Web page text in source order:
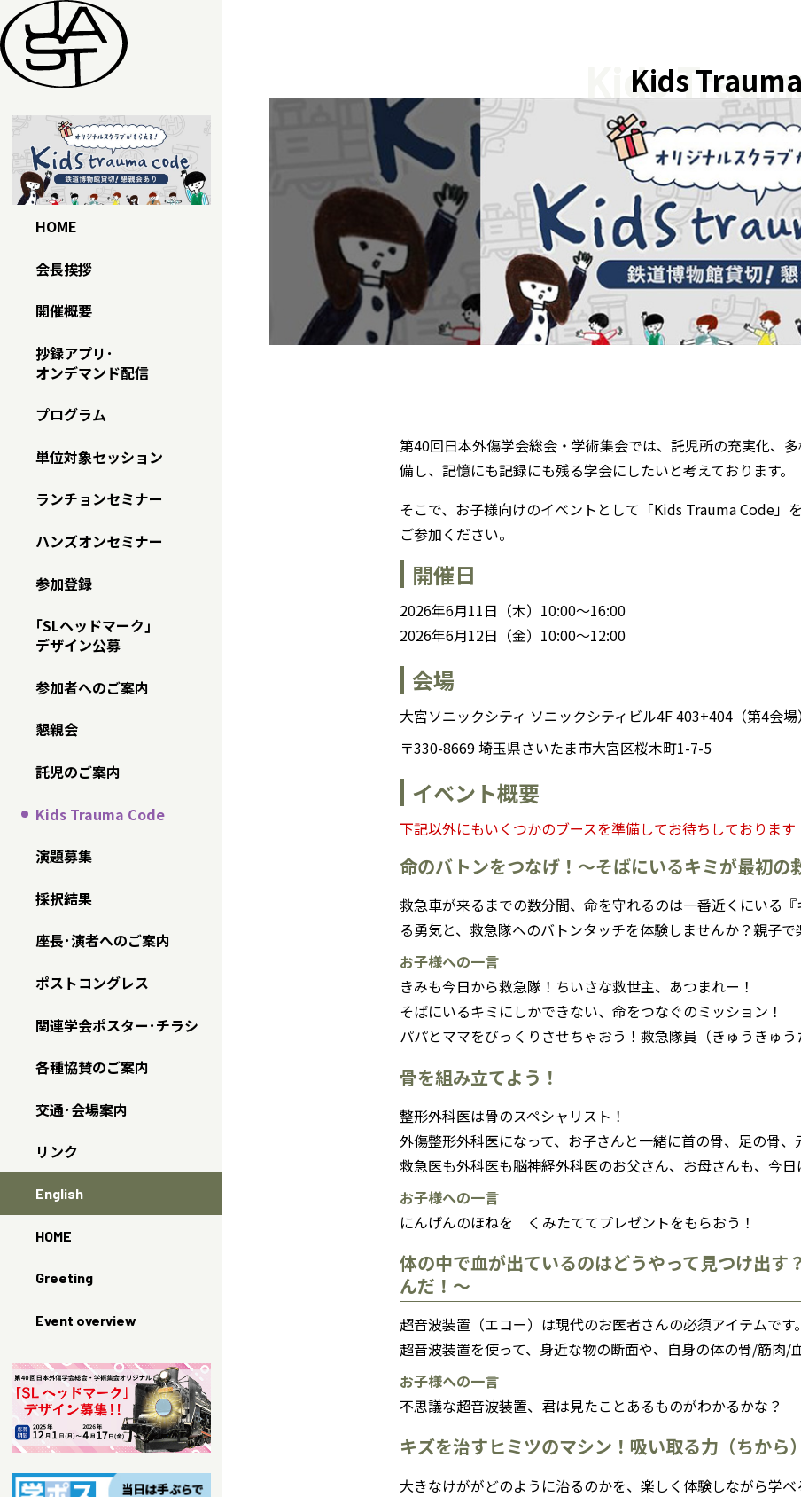
本文へスキップ
HOME
会長挨拶
開催概要
抄録アプリ･
オンデマンド配信
プログラム
単位対象セッション
ランチョンセミナー
ハンズオンセミナー
参加登録
｢SLヘッドマーク｣
デザイン公募
参加者へのご案内
懇親会
託児のご案内
Kids Trauma Code
演題募集
採択結果
座長･演者へのご案内
ポストコングレス
関連学会ポスター･チラシ
各種協賛のご案内
交通･会場案内
リンク
English
HOME
Greeting
Event overview
Kids
Kids
第40回⽇本外傷学会総会・学術集会では、託児所の充実化、
備し、記憶にも記録にも残る学会にしたいと考えております。
そこで、お子様向けのイベントとして「Kids Trauma Code」
ご参加ください。
開催日
2026年6月11日（木）10:00〜16:00
2026年6月12日（金）10:00〜12:00
会場
大宮ソニックシティ ソニックシティビル4F 403+404（第4会場）
〒330-8669 埼玉県さいたま市大宮区桜木町1-7-5
イベント概要
下記以外にもいくつかのブースを準備してお待ちしております
命のバトンをつなげ！～そばにいるキミが最初の
救急車が来るまでの数分間、命を守れるのは一番近くにいる
る勇気と、救急隊へのバトンタッチを体験しませんか？親子
お子様への一言
きみも今日から救急隊！ちいさな救世主、あつまれー！
そばにいるキミにしかできない、命をつなぐのミッション！
パパとママをびっくりさせちゃおう！救急隊員（きゅうきゅう
骨を組み立てよう！
整形外科医は骨のスペシャリスト！
外傷整形外科医になって、お子さんと一緒に首の骨、足の骨、
救急医も外科医も脳神経外科医のお父さん、お母さんも、今
お子様への一言
にんげんのほねを くみたててプレゼントをもらおう！
体の中で血が出ているのはどうやって見つけ出す
んだ！〜
超音波装置（エコー）は現代のお医者さんの必須アイテムです。
超音波装置を使って、身近な物の断面や、自身の体の骨/筋肉/
お子様への一言
不思議な超音波装置、君は見たことあるものがわかるかな？
キズを治すヒミツのマシン！吸い取る力（ちから
大きなけががどのように治るのかを、楽しく体験しながら学べ